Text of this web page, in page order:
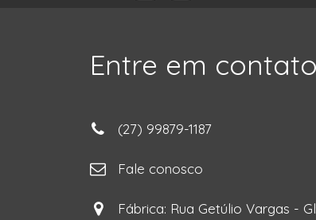
Entre em contato
(27) 99879-1187
Fale conosco
Fábrica: Rua Getúlio Vargas -